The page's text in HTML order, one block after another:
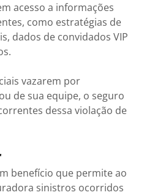
acesso a informações
como estratégias de
dados de convidados VIP
vazarem por
de sua equipe, o seguro
dessa violação de
benefício que permite ao
sinistros ocorridos